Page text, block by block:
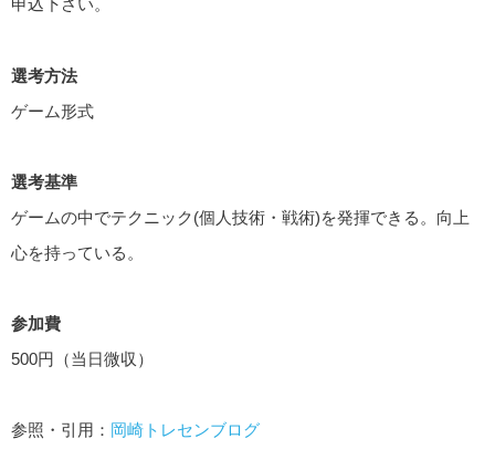
申込下さい。
選考方法
ゲーム形式
選考基準
ゲームの中でテクニック(個人技術・戦術)を発揮できる。向上
心を持っている。
参加費
500円（当日微収）
参照・引用： 岡崎トレセンブログ